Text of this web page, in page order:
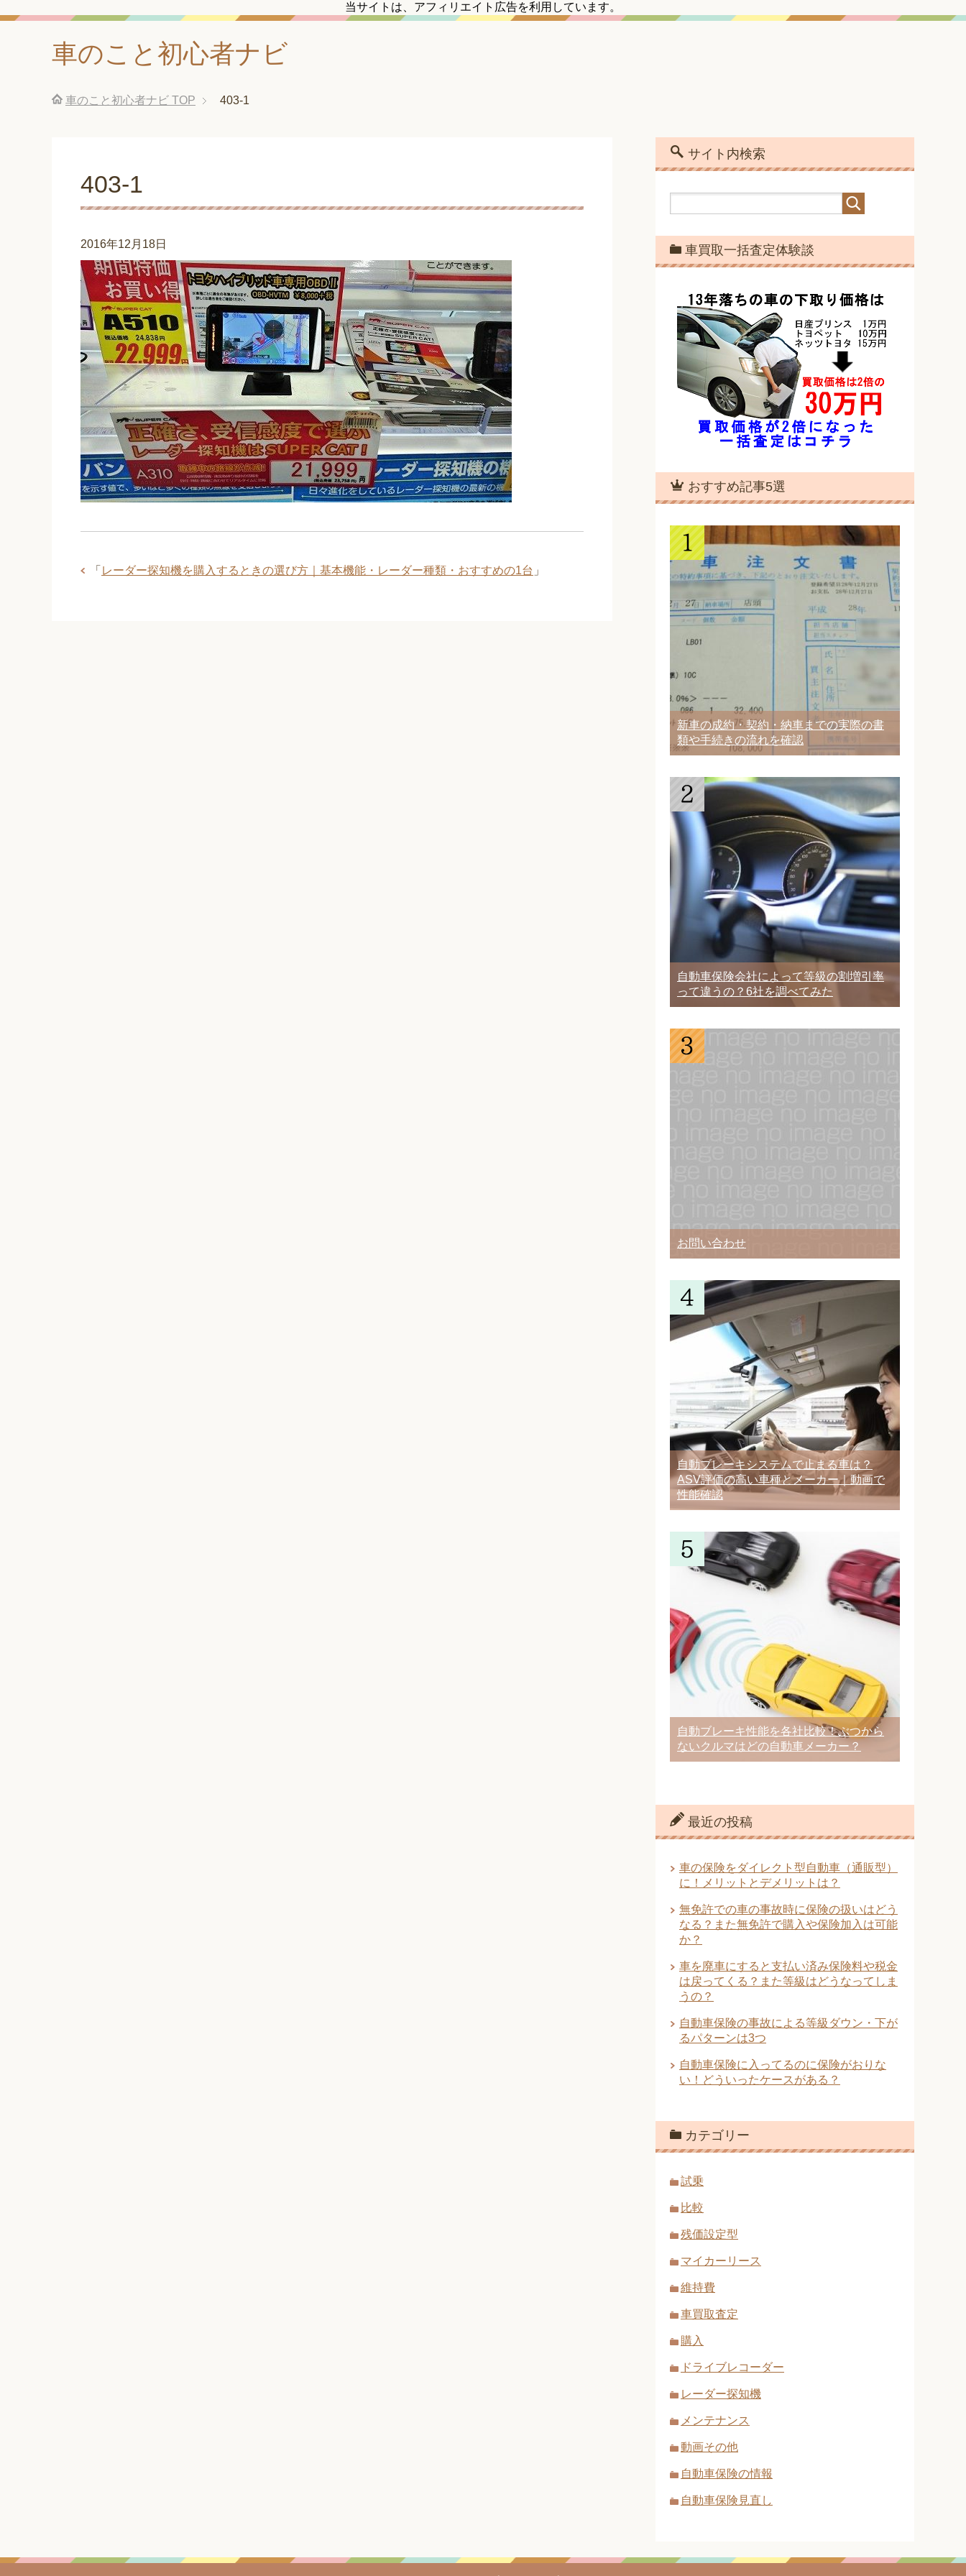
当サイトは、アフィリエイト広告を利用しています。
車のこと初心者ナビ
車のこと初心者ナビ TOP 403-1
403-1
2016年12月18日
「 レーダー探知機を購入するときの選び方｜基本機能・レーダー種類・おすすめの1台 」
サイト内検索
車買取一括査定体験談
おすすめ記事5選
新車の成約・契約・納車までの実際の書
類や手続きの流れを確認
自動車保険会社によって等級の割増引率
って違うの？6社を調べてみた
お問い合わせ
自動ブレーキシステムで止まる車は？
ASV評価の高い車種とメーカー｜動画で
性能確認
自動ブレーキ性能を各社比較！ぶつから
ないクルマはどの自動車メーカー？
最近の投稿
車の保険をダイレクト型自動車（通販型）
に！メリットとデメリットは？
無免許での車の事故時に保険の扱いはどう
なる？また無免許で購入や保険加入は可能
か？
車を廃車にすると支払い済み保険料や税金
は戻ってくる？また等級はどうなってしま
うの？
自動車保険の事故による等級ダウン・下が
るパターンは3つ
自動車保険に入ってるのに保険がおりな
い！どういったケースがある？
カテゴリー
試乗
比較
残価設定型
マイカーリース
維持費
車買取査定
購入
ドライブレコーダー
レーダー探知機
メンテナンス
動画その他
自動車保険の情報
自動車保険見直し